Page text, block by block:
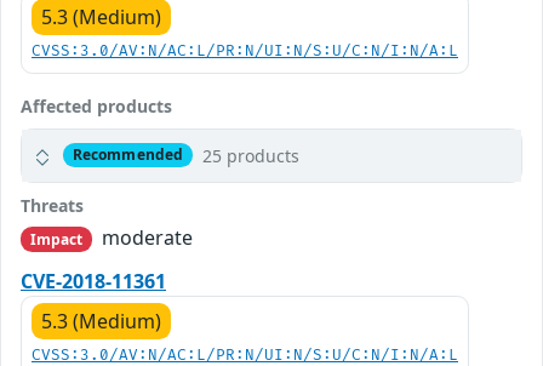
5.3 (Medium)
CVSS:3.0/AV:N/AC:L/PR:N/UI:N/S:U/C:N/I:N/A:L
Affected products
Recommended 25 products
Threats
Impact
moderate
CVE-2018-11361
5.3 (Medium)
CVSS:3.0/AV:N/AC:L/PR:N/UI:N/S:U/C:N/I:N/A:L